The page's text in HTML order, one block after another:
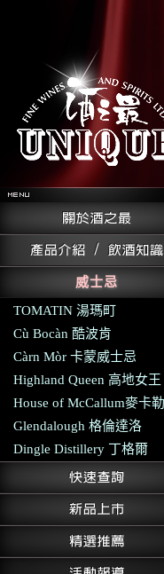
威士忌
TOMATIN 湯瑪町
Cù Bocàn 酷波肯
Càrn Mòr 卡蒙威士忌
Highland Queen 高地女王
House of McCallum麥卡
Glendalough 格倫達洛
Dingle Distillery 丁格爾